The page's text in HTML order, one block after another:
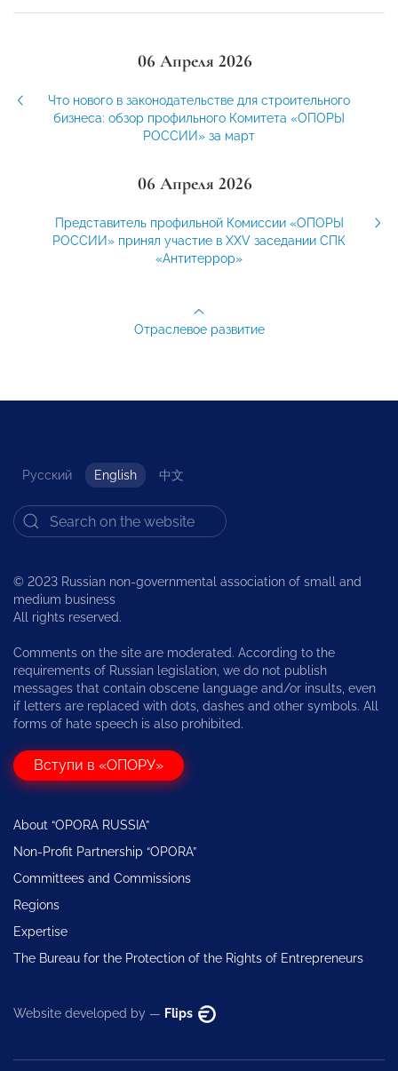
06 Апреля 2026
Что нового в законодательстве для строительного
бизнеса: обзор профильного Комитета «ОПОРЫ
РОССИИ» за март
06 Апреля 2026
Представитель профильной Комиссии «ОПОРЫ
РОССИИ» принял участие в XXV заседании СПК
«Антитеррор»
Отраслевое развитие
Русский English 中文
© 2023 Russian non-governmental association of small and
medium business
All rights reserved.
Comments on the site are moderated. According to the
requirements of Russian legislation, we do not publish
messages that contain obscene language and/or insults, even
if letters are replaced with dots, dashes and other symbols. All
forms of hate speech is also prohibited.
Вступи в «ОПОРУ»
About “OPORA RUSSIA”
Non-Profit Partnership “OPORA”
Committees and Commissions
Regions
Expertise
The Bureau for the Protection of the Rights of Entrepreneurs
Website developed by — Flips